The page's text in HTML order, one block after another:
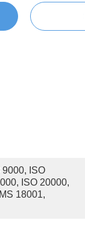
9000, ISO
ISO 20000,
18001,